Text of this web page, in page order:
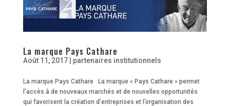
La marque Pays Cathare
Août 11, 2017| partenaires institutionnels
La marque Pays Cathare La marque « Pays Cathare » permet
l’accès à de nouveaux marchés et de nouvelles opportunités
qui favorisent la création d’entreprises et l’organisation des